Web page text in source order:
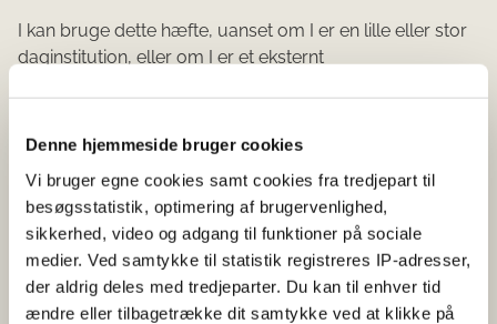
Denne hjemmeside bruger cookies
Vi bruger egne cookies samt cookies fra tredjepart til
besøgsstatistik, optimering af brugervenlighed,
sikkerhed, video og adgang til funktioner på sociale
medier. Ved samtykke til statistik registreres IP-adresser,
der aldrig deles med tredjeparter. Du kan til enhver tid
ændre eller tilbagetrække dit samtykke ved at klikke på
I kan bruge dette hæfte, uanset om I er en lille eller stor
daginstitution, eller om I er et eksternt
For at printe i A4-format
Når du skal til at printe, kommer du ind på en
printermenu. Her skal du gå ind under fanen "flere
indstillinger" og vælge "skaler". Her skal du vælge "tilpas
til papiret". På den måde sikrer du, at hæftet ikke bliver
skåret af i siderne, når du printer.